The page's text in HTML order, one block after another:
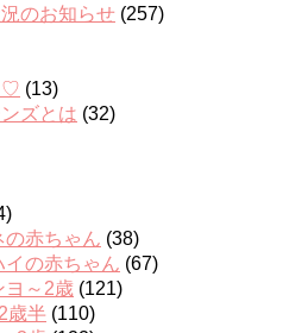
のお知らせ (257)
♡ (13)
ズとは (32)
の赤ちゃん (38)
の赤ちゃん (67)
ヨ～2歳 (121)
歳半 (110)